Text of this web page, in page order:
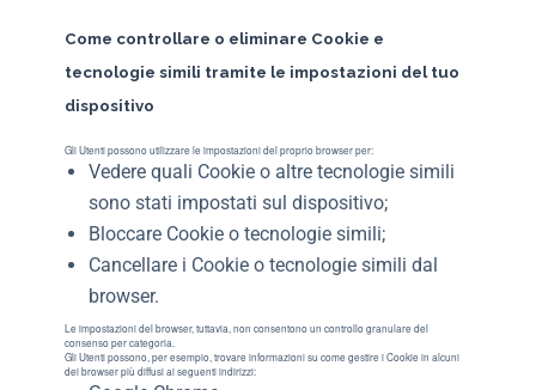
Come controllare o eliminare Cookie e
tecnologie simili tramite le impostazioni del tuo
dispositivo
Gli Utenti possono utilizzare le impostazioni del proprio browser per:
Vedere quali Cookie o altre tecnologie simili
sono stati impostati sul dispositivo;
Bloccare Cookie o tecnologie simili;
Cancellare i Cookie o tecnologie simili dal
browser.
Le impostazioni del browser, tuttavia, non consentono un controllo granulare del
consenso per categoria.
Gli Utenti possono, per esempio, trovare informazioni su come gestire i Cookie in alcuni
dei browser più diffusi ai seguenti indirizzi: